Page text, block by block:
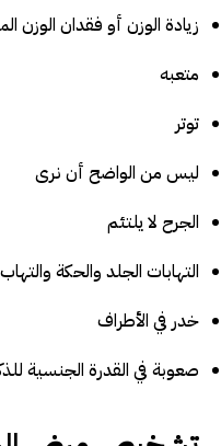
زيادة الوزن أو فقدان الوزن
متعبه
توتر
ليس من الواضح أن نرى
الجرح لا يلتئم
التهابات الجلد والحكة
خدر في الأطراف
صعوبة في القدرة الجنسية